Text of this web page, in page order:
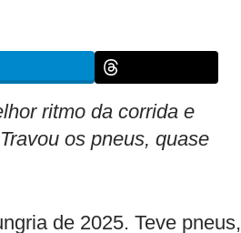
ritmo da corrida e
os pneus, quase
de 2025. Teve pneus,